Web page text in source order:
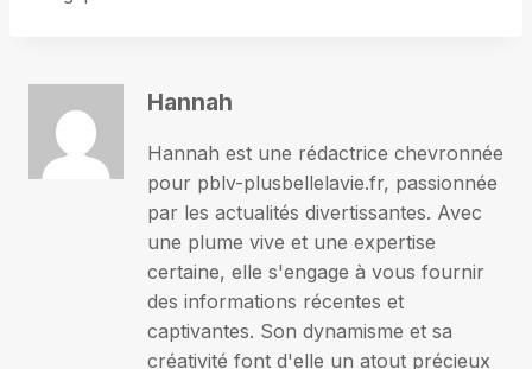
Hannah
Hannah est une rédactrice chevronnée
pour pblv-plusbellelavie.fr, passionnée
par les actualités divertissantes. Avec
une plume vive et une expertise
certaine, elle s'engage à vous fournir
des informations récentes et
captivantes. Son dynamisme et sa
créativité font d'elle un atout précieux